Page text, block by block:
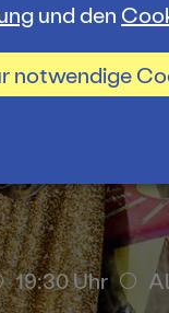
Spielplan
Ticketkauf
Ensemble
und
19:30 Uhr
und den
notwendige